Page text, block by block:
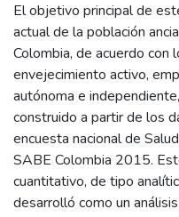
El objetivo principal de
actual de la población
Colombia, de acuerdo con
envejecimiento activo,
autónoma e
construido a partir de los
encuesta nacional de
SABE Colombia 2015.
cuantitativo, de tipo
desarrolló como un